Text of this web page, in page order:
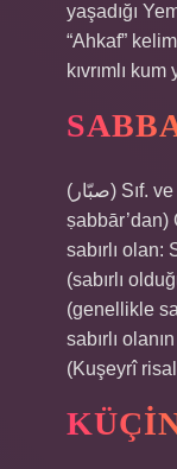
yaşadığı
“Ahkaf”
kıvrımlı
(ﺻﺒّﺎﺭ) Sıf. ve İ. (Ar. ṣabr, “sabırlı olmak”
ṣabbār’dan)
sabırlı olan:
(sabırlı
(genellikle
sabırlı
(Kuşeyrî